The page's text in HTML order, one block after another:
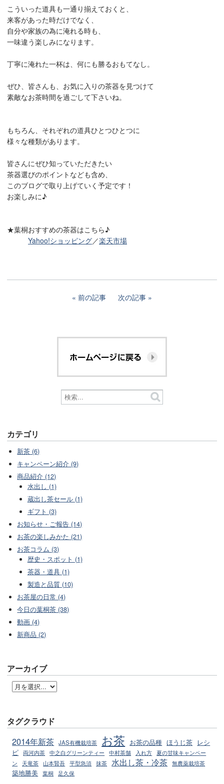
こういった道具も一通り揃えておくと、
来客があった時だけでなく、
自分や家族の為に淹れる時も、
一味違う楽しみになります。
丁寧に淹れた一杯は、何にも勝るおもてなし。
ぜひ、皆さんも、お気に入りの茶器を見つけて
素敵なお茶時間を過ごして下さいね。
もちろん、それぞれの道具ひとつひとつに
様々な種類があります。
皆さんにぜひ知っていただきたい
茶器選びのポイントなども含め、
このブログで取り上げていく予定です！
お楽しみに♪
★葉桐おすすめの茶器はこちら♪
Yahoo!ショッピング／楽天市場
前の記事 次の記事
カテゴリ
新茶 (6)
キャンペーン紹介 (9)
商品紹介 (12)
水出し (1)
蔵出し茶セール (1)
ギフト (3)
お知らせ・ご報告 (14)
お茶の楽しみかた (21)
お茶コラム (3)
歴史・スポット (1)
茶器・道具 (1)
製造と品質 (10)
お茶屋の日常 (4)
今日の葉桐茶 (38)
動画 (4)
新商品 (2)
アーカイブ
タグクラウド
2014年新茶 JAS有機栽培茶 お茶 お茶の品種 ほうじ茶
レシ
ピ 両河内茶 中之白グリーンティー 中村茶舗 入れ方 夏の甘味キャンペー
ン
天竜茶 山本賢吾 平型急須 抹茶 水出し茶・冷茶 無農薬栽培茶
築地勝美 葉桐 足久保